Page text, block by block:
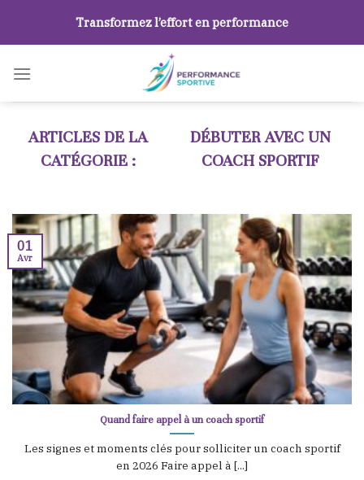
content
Transformez l’effort en performance
DÉBUTER AVEC UN
COACH SPORTIF
Quand faire appel à un coach sportif
Les signes et moments clés pour solliciter un coach sportif
en 2026 Faire appel à [...]
01
Avr